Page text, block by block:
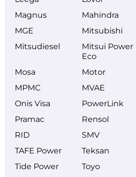
Magnus
Mahindra
MGE
Mitsubishi
Mitsudiesel
Mitsui Power
Eco
Mosa
Motor
MPMC
MVAE
Onis Visa
PowerLink
Pramac
Rensol
RID
SMV
TAFE Power
Teksan
Tide Power
Toyo